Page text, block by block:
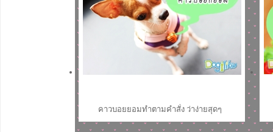
คาวบอยยอมทำตามคำสั่ง ว่าง่ายสุดๆ